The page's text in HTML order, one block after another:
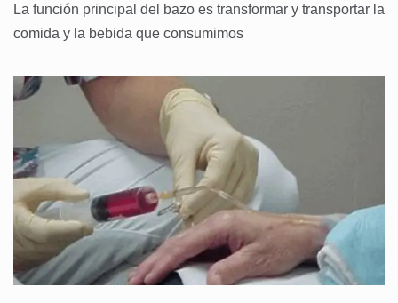
La función principal del bazo es transformar y transportar la
comida y la bebida que consumimos